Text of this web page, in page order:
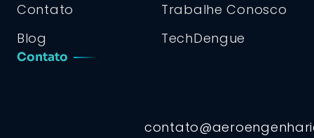
Contato
Trabalhe Conosco
Blog
TechDengue
Contato